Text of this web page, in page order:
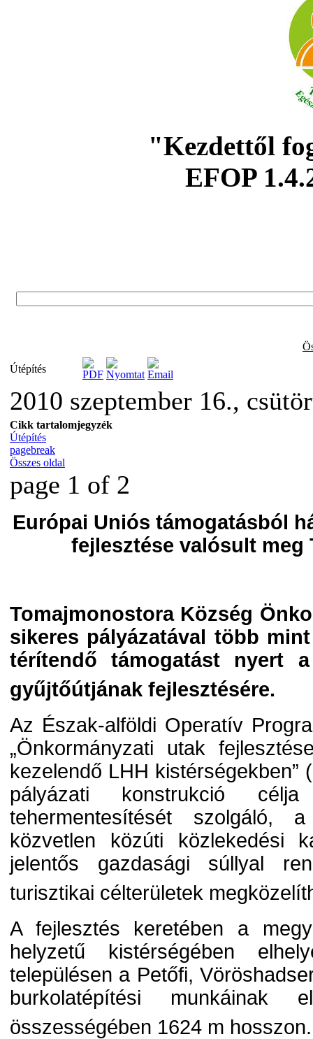
"Kezdettől
EFOP
Útépítés
2010 szeptember 16.,
Cikk tartalomjegyzék
Útépítés
pagebreak
Összes oldal
page 1 of 2
Európai Uniós támogatásból
fejlesztése valósult meg
Tomajmonostora Község
sikeres pályázatával több
térítendő támogatást nyert
gyűjtőútjának fejlesztésére.
Az Észak-alföldi Operatív
„Önkormányzati utak
kezelendő LHH kistérségekben”
pályázati konstrukció
tehermentesítését szolgáló, a
közvetlen közúti közlekedési
jelentős gazdasági súllyal
turisztikai célterületek
A fejlesztés keretében a
helyzetű kistérségében
településen a Petőfi,
burkolatépítési munkáinak
összességében 1624 m hosszon.